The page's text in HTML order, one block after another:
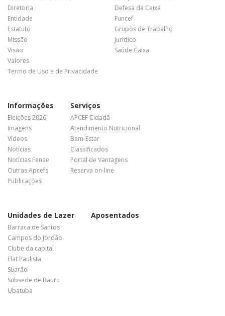
Diretoria
Entidade
Estatuto
Missão
Visão
Valores
Termo de Uso e de Privacidade
Defesa da Caixa
Funcef
Grupos de Trabalho
Jurídico
Saúde Caixa
Informações
Eleições 2026
Imagens
Vídeos
Notícias
Notícias Fenae
Outras Apcefs
Publicações
Serviços
APCEF Cidadã
Atendimento Nutricional
Bem-Estar
Classificados
Portal de Vantagens
Reserva on-line
Unidades de Lazer
Barraca de Santos
Campos do Jordão
Clube da capital
Flat Paulista
Suarão
Subsede de Bauru
Ubatuba
Aposentados